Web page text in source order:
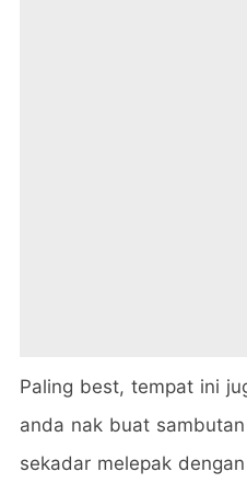
Paling best, tempat ini
anda nak buat
sekadar melepak